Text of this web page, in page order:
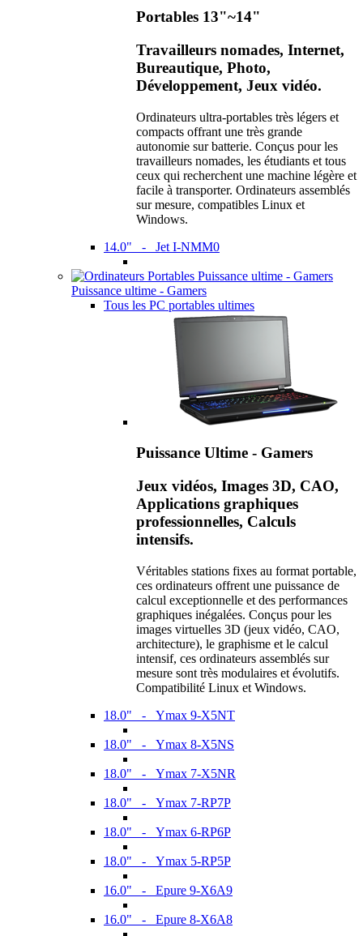
Portables 13"~14"
Travailleurs nomades, Internet,
Bureautique, Photo,
Développement, Jeux vidéo.
Ordinateurs ultra-portables très légers et
compacts offrant une très grande
autonomie sur batterie. Conçus pour les
travailleurs nomades, les étudiants et tous
ceux qui recherchent une machine légère et
facile à transporter. Ordinateurs assemblés
sur mesure, compatibles Linux et
Windows.
14.0" - Jet I-NMM0
Puissance ultime - Gamers
Tous les PC portables ultimes
Puissance Ultime - Gamers
Jeux vidéos, Images 3D, CAO,
Applications graphiques
professionnelles, Calculs
intensifs.
Véritables stations fixes au format portable,
ces ordinateurs offrent une puissance de
calcul exceptionnelle et des performances
graphiques inégalées. Conçus pour les
images virtuelles 3D (jeux vidéo, CAO,
architecture), le graphisme et le calcul
intensif, ces ordinateurs assemblés sur
mesure sont très modulaires et évolutifs.
Compatibilité Linux et Windows.
18.0" - Ymax 9-X5NT
18.0" - Ymax 8-X5NS
18.0" - Ymax 7-X5NR
18.0" - Ymax 7-RP7P
18.0" - Ymax 6-RP6P
18.0" - Ymax 5-RP5P
16.0" - Epure 9-X6A9
16.0" - Epure 8-X6A8